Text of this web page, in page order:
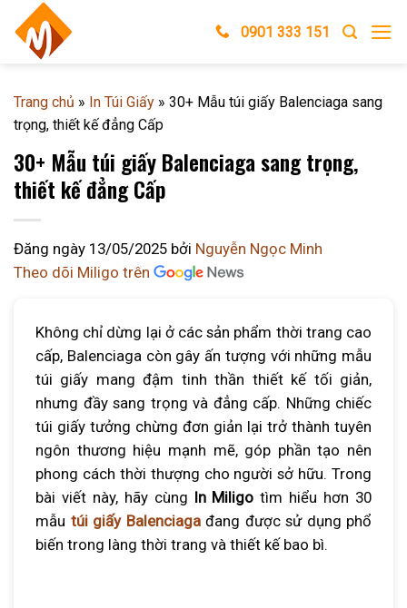
content
0901 333 151
Trang chủ » In Túi Giấy » 30+ Mẫu túi giấy Balenciaga sang
trọng, thiết kế đẳng Cấp
30+ Mẫu túi giấy Balenciaga sang trọng,
thiết kế đẳng Cấp
Đăng ngày 13/05/2025 bởi Nguyễn Ngọc Minh
Theo dõi Miligo trên
Không chỉ dừng lại ở các sản phẩm thời trang cao
cấp, Balenciaga còn gây ấn tượng với những mẫu
túi giấy mang đậm tinh thần thiết kế tối giản,
nhưng đầy sang trọng và đẳng cấp. Những chiếc
túi giấy tưởng chừng đơn giản lại trở thành tuyên
ngôn thương hiệu mạnh mẽ, góp phần tạo nên
phong cách thời thượng cho người sở hữu. Trong
bài viết này, hãy cùng In Miligo tìm hiểu hơn 30
mẫu túi giấy Balenciagađang được sử dụng phổ
biến trong làng thời trang và thiết kế bao bì.